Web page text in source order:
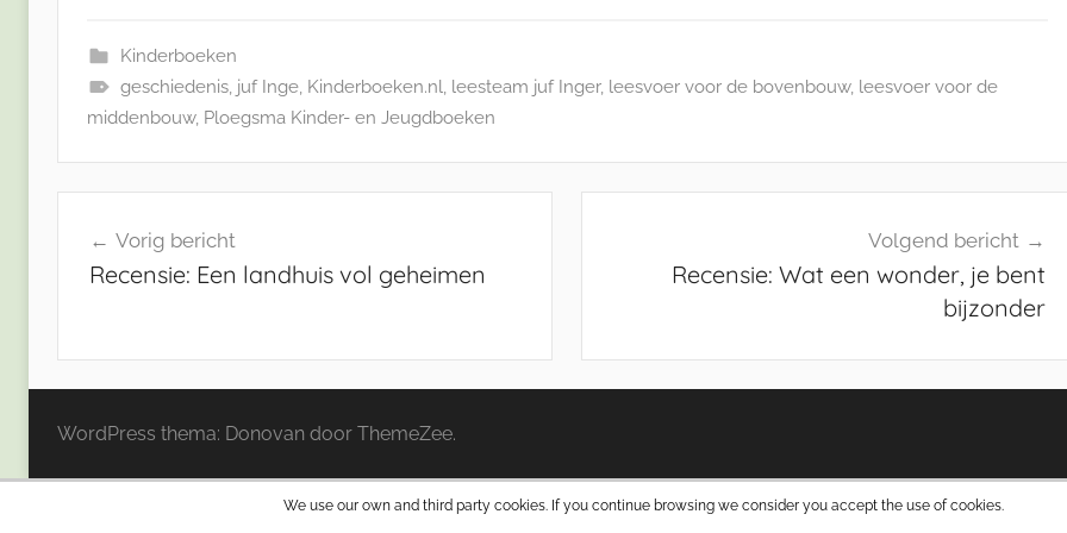
Kinderboeken
geschiedenis, juf Inge, Kinderboeken.nl, leesteam juf Inger, leesvoer voor de bovenbouw, leesvoer voor de
middenbouw, Ploegsma Kinder- en Jeugdboeken
navigatie
Vorig bericht
Recensie: Een landhuis vol geheimen
Volgend bericht
Recensie: Wat een wonder, je bent
bijzonder
WordPress thema: Donovan door ThemeZee.
We use our own and third party cookies. If you continue browsing we consider you accept the use of cookies.